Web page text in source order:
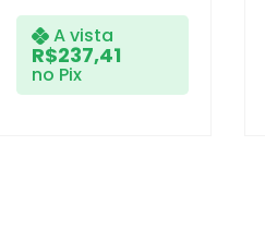
A vista
R$237,41
no Pix